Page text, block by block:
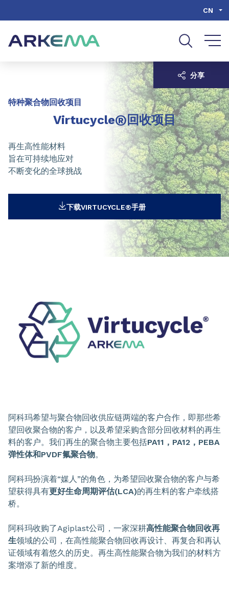
CN
特种聚合物回收项目
Virtucycle®回收项目
再生高性能材料
旨在可持续地应对
不断变化的全球挑战
下载VIRTUCYCLE®手册
分享
阿科玛希望与聚合物回收供应链两端的客户合作，即那些希
望回收聚合物的客户，以及希望采购含部分回收材料的再生
料的客户。我们再生的聚合物主要包括PA11，PA12，PEBA
弹性体和PVDF氟聚合物。
阿科玛扮演着“媒人”的角色，为希望回收聚合物的客户与希
望获得具有更好生命周期评估(LCA)的再生料的客户牵线搭
桥。
阿科玛收购了Agiplast公司，一家深耕高性能聚合物回收再
生领域的公司，在高性能聚合物回收再设计、再复合和再认
证领域有着悠久的历史。再生高性能聚合物为我们的材料方
案增添了新的维度。